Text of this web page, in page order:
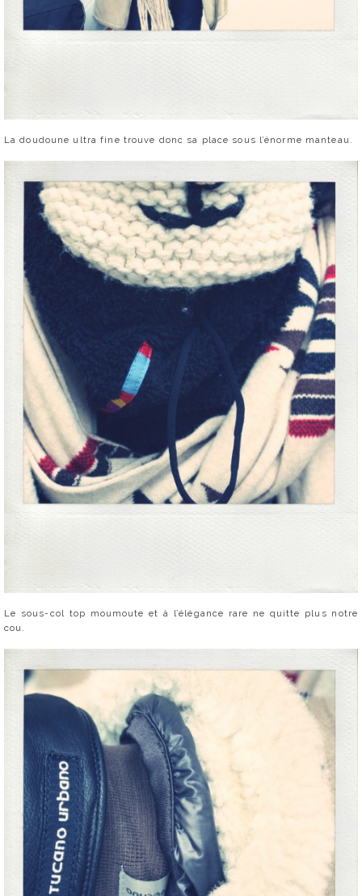
La doudoune ultra fine trouve donc sa place sous l’énorme manteau.
Le sous-col top moumoute et à l’élégance rare ne quitte plus notre
cou.